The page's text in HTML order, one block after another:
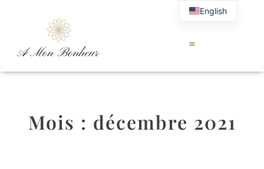
Mois : décembre 2021
English